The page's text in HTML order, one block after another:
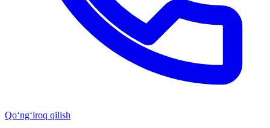
Qo‘ng‘iroq qilish